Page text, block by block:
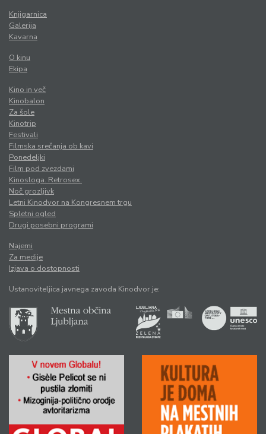
Knjigarnica
Galerija
Kavarna
O kinu
Ekipa
Kino in več
Kinobalon
Za šole
Kinotrip
Festivali
Filmska srečanja ob kavi
Ponedeljki
Film pod zvezdami
Kinosloga. Retrosex.
Noč grozljivk
Letni Kinodvor na Kongresnem trgu
Spletni ogled
Drugi posebni programi
Najemi
Za medije
Izjava o dostopnosti
Ustanoviteljica javnega zavoda Kinodvor je: